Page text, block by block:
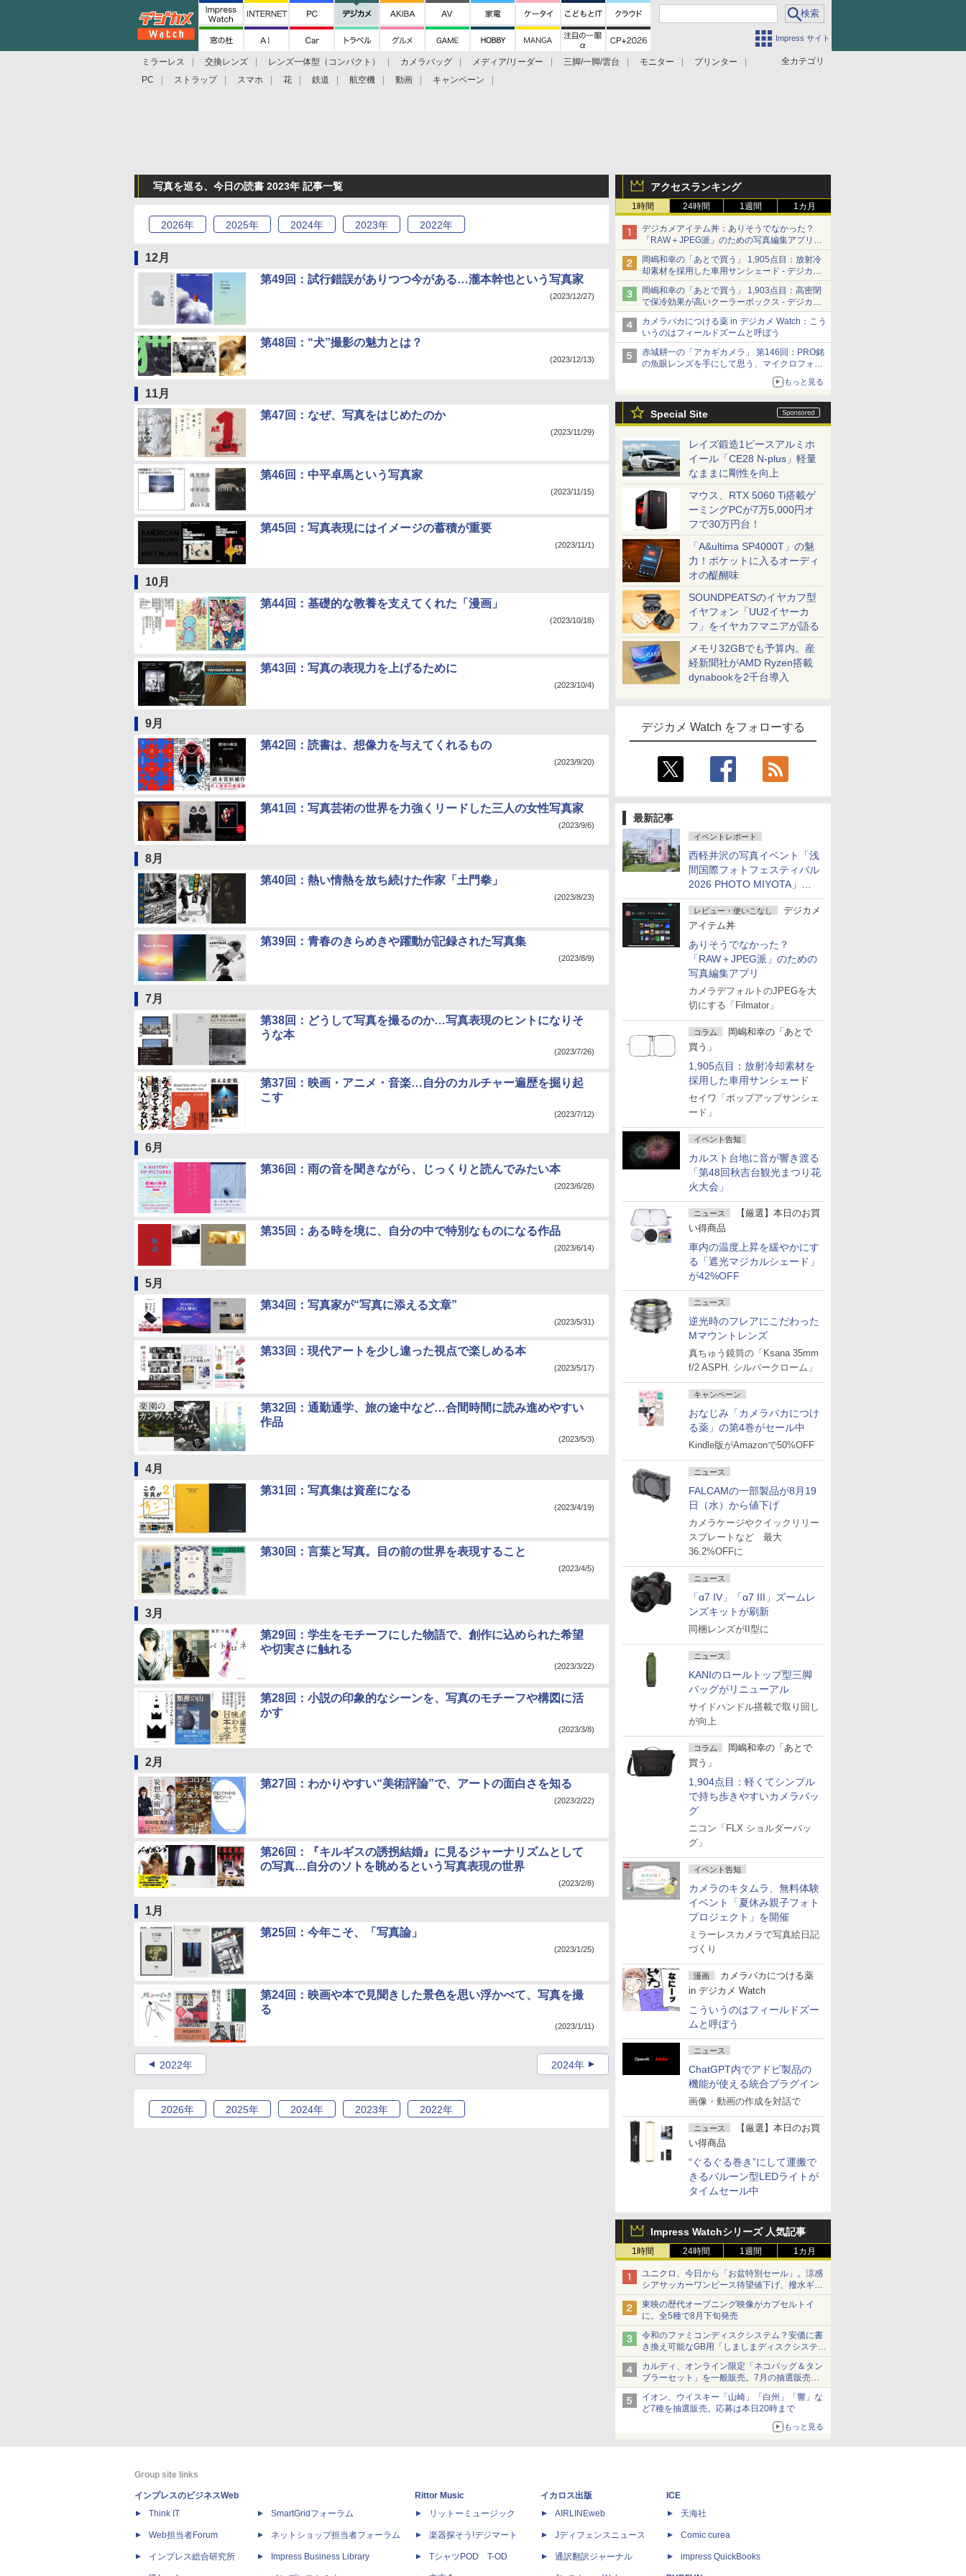
Impress サイト
全カテゴリ
ミラーレス 交換レンズ レンズ一体型（コンパクト） カメラバッグ メディア/リーダー 三脚/一脚/雲台 モニター
プリンター
PC
ストラップ スマホ 花 鉄道 航空機 動画 キャンペーン
アクセスランキング
1時間 24時間 1週間 1カ月
デジカメアイテム丼：ありそうでなかった？
「RAW＋JPEG派」のための写真編集アプリ
カメラデフォルトのJPEGを大切にする
「Filmator」
岡嶋和幸の「あとで買う」 1,905点目：放射冷
却素材を採用した車用サンシェード - デジカメ
Watch
岡嶋和幸の「あとで買う」 1,903点目：高密閉
で保冷効果が高いクーラーボックス - デジカメ
Watch
カメラバカにつける薬 in デジカメ Watch：こう
いうのはフィールドズームと呼ぼう
赤城耕一の「アカギカメラ」 第146回：PRO銘
の魚眼レンズを手にして思う、マイクロフォー
もっと見る
Special Site
レイズ鍛造1ピースアルミホ
イール「CE28 N-plus」軽量
なままに剛性を向上
マウス、RTX 5060 Ti搭載ゲ
ーミングPCが7万5,000円オ
フで30万円台！
「A&ultima SP4000T」の魅
力！ポケットに入るオーディ
オの醍醐味
SOUNDPEATSのイヤカフ型
イヤフォン「UU2イヤーカ
フ」をイヤカフマニアが語る
メモリ32GBでも予算内。産
経新聞社がAMD Ryzen搭載
dynabookを2千台導入
デジカメ Watch をフォローする
最新記事
イベントレポート
西軽井沢の写真イベント「浅
間国際フォトフェスティバル
2026 PHOTO MIYOTA」が
開幕
レビュー・使いこなし
デジカメ
アイテム丼
ありそうでなかった？
「RAW＋JPEG派」のための
写真編集アプリ
カメラデフォルトのJPEGを大
切にする「Filmator」
コラム
岡嶋和幸の「あとで
買う」
1,905点目：放射冷却素材を
採用した車用サンシェード
セイワ「ポップアップサンシェ
ード」
イベント告知
カルスト台地に音が響き渡る
「第48回秋吉台観光まつり花
火大会」
ニュース
【厳選】本日のお買
い得商品
車内の温度上昇を緩やかにす
る「遮光マジカルシェード」
が42%OFF
ニュース
逆光時のフレアにこだわった
Mマウントレンズ
真ちゅう鏡筒の「Ksana 35mm
f/2 ASPH. シルバークローム」
キャンペーン
おなじみ「カメラバカにつけ
る薬」の第4巻がセール中
Kindle版がAmazonで50%OFF
ニュース
FALCAMの一部製品が8月19
日（水）から値下げ
カメラケージやクイックリリー
スプレートなど 最大
36.2%OFFに
ニュース
「α7 IV」「α7 III」ズームレ
ンズキットが刷新
同梱レンズがII型に
ニュース
KANIのロールトップ型三脚
バッグがリニューアル
サイドハンドル搭載で取り回し
が向上
コラム
岡嶋和幸の「あとで
買う」
1,904点目：軽くてシンプル
で持ち歩きやすいカメラバッ
グ
ニコン「FLX ショルダーバッ
グ」
イベント告知
カメラのキタムラ、無料体験
イベント「夏休み親子フォト
プロジェクト」を開催
ミラーレスカメラで写真絵日記
づくり
漫画
カメラバカにつける薬
in デジカメ Watch
こういうのはフィールドズー
ムと呼ぼう
ニュース
ChatGPT内でアドビ製品の
機能が使える統合プラグイン
画像・動画の作成を対話で
ニュース
【厳選】本日のお買
い得商品
“ぐるぐる巻き”にして運搬で
きるバルーン型LEDライトが
タイムセール中
Impress Watchシリーズ 人気記事
1時間 24時間 1週間 1カ月
ユニクロ、今日から「お盆特別セール」。涼感
シアサッカーワンピース待望値下げ、撥水ギア
ショーツは1990円に
東映の歴代オープニング映像がカプセルトイ
に。全5種で8月下旬発売
令和のファミコンディスクシステム？安価に書
き換え可能なGB用「しましまディスクシステ
ム」
カルディ、オンライン限定「ネコバッグ＆タン
ブラーセット」を一般販売。7月の抽選販売の
当選無効分
イオン、ウイスキー「山崎」「白州」「響」な
ど7種を抽選販売。応募は本日20時まで
もっと見る
写真を巡る、今日の読書 2023年 記事一覧
2026年 2025年 2024年 2023年 2022年
12月
第49回：試行錯誤がありつつ今がある…瀧本幹也という写真家
(2023/12/27)
第48回：“犬”撮影の魅力とは？
(2023/12/13)
11月
第47回：なぜ、写真をはじめたのか
(2023/11/29)
第46回：中平卓馬という写真家
(2023/11/15)
第45回：写真表現にはイメージの蓄積が重要
(2023/11/1)
10月
第44回：基礎的な教養を支えてくれた「漫画」
(2023/10/18)
第43回：写真の表現力を上げるために
(2023/10/4)
9月
第42回：読書は、想像力を与えてくれるもの
(2023/9/20)
第41回：写真芸術の世界を力強くリードした三人の女性写真家
(2023/9/6)
8月
第40回：熱い情熱を放ち続けた作家「土門拳」
(2023/8/23)
第39回：青春のきらめきや躍動が記録された写真集
(2023/8/9)
7月
第38回：どうして写真を撮るのか…写真表現のヒントになりそ
うな本
(2023/7/26)
第37回：映画・アニメ・音楽…自分のカルチャー遍歴を掘り起
こす
(2023/7/12)
6月
第36回：雨の音を聞きながら、じっくりと読んでみたい本
(2023/6/28)
第35回：ある時を境に、自分の中で特別なものになる作品
(2023/6/14)
5月
第34回：写真家が“写真に添える文章”
(2023/5/31)
第33回：現代アートを少し違った視点で楽しめる本
(2023/5/17)
第32回：通勤通学、旅の途中など…合間時間に読み進めやすい
作品
(2023/5/3)
4月
第31回：写真集は資産になる
(2023/4/19)
第30回：言葉と写真。目の前の世界を表現すること
(2023/4/5)
3月
第29回：学生をモチーフにした物語で、創作に込められた希望
や切実さに触れる
(2023/3/22)
第28回：小説の印象的なシーンを、写真のモチーフや構図に活
かす
(2023/3/8)
2月
第27回：わかりやすい“美術評論”で、アートの面白さを知る
(2023/2/22)
第26回：『キルギスの誘拐結婚』に見るジャーナリズムとして
の写真…自分のソトを眺めるという写真表現の世界
(2023/2/8)
1月
第25回：今年こそ、「写真論」
(2023/1/25)
第24回：映画や本で見聞きした景色を思い浮かべて、写真を撮
る
(2023/1/11)
2022年 2024年
2026年 2025年 2024年 2023年 2022年
Group site links
インプレスのビジネスWeb
Think IT
Web担当者Forum
インプレス総合研究所
SmartGridフォーラム
ネットショップ担当者フォーラム
Impress Business Library
Rittor Music
リットーミュージック
楽器探そう!デジマート
TシャツPOD T-OD
イカロス出版
AIRLINEweb
Jディフェンスニュース
通訳翻訳ジャーナル
ICE
天海社
Comic curea
impress QuickBooks